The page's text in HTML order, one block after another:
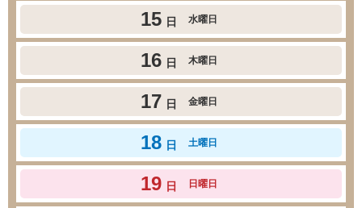
15 日 水曜日
16 日 木曜日
17 日 金曜日
18 日 土曜日
19 日 日曜日